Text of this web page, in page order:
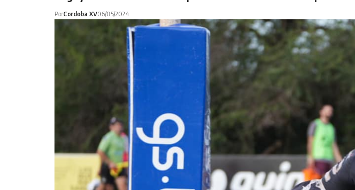
PorCordoba XV06/05/2024